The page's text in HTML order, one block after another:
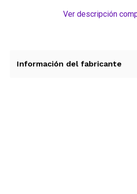
durante los entrenamientos
todos los niveles, desde
Ver descripción
Información del fabricante